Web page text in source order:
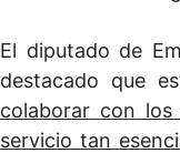
El diputado de
destacado que
colaborar con
servicio tan